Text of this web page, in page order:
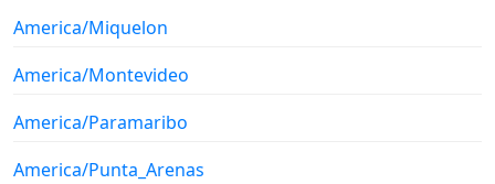
America/Miquelon
America/Montevideo
America/Paramaribo
America/Punta_Arenas